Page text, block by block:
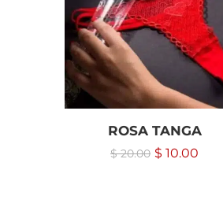
ROSA TANGA
$20.00 $ 10.00